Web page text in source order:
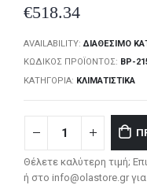
€518.34
AVAILABILITY:ΔΙΑΘΈΣΙΜΟ
ΚΩΔΙΚΌΣ ΠΡΟΪΌΝΤΟΣ: BP-
ΚΑΤΗΓΟΡΊΑ: ΚΛΙΜΑΤΙΣΤΙΚΆ
Θέλετε καλύτερη τιμή;
ή στο info@olastore.gr